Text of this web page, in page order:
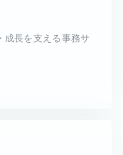
成長を支える事務サ